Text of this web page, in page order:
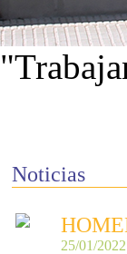
Noticias
25/01/2022